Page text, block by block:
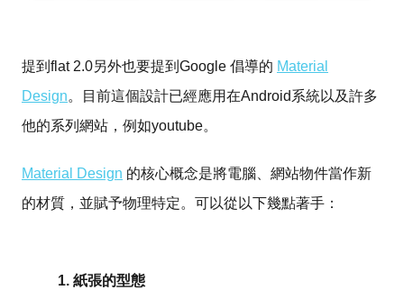
提到flat 2.0另外也要提到Google 倡導的 Material
Design。目前這個設計已經應用在Android系統以及許多
他的系列網站，例如youtube。
Material Design 的核心概念是將電腦、網站物件當作新
的材質，並賦予物理特定。可以從以下幾點著手：
1. 紙張的型態